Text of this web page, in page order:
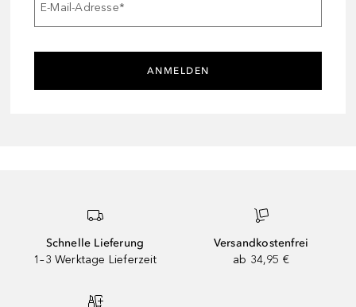
E-Mail-Adresse*
ANMELDEN
Schnelle Lieferung
1–3 Werktage Lieferzeit
Versandkostenfrei
ab 34,95 €